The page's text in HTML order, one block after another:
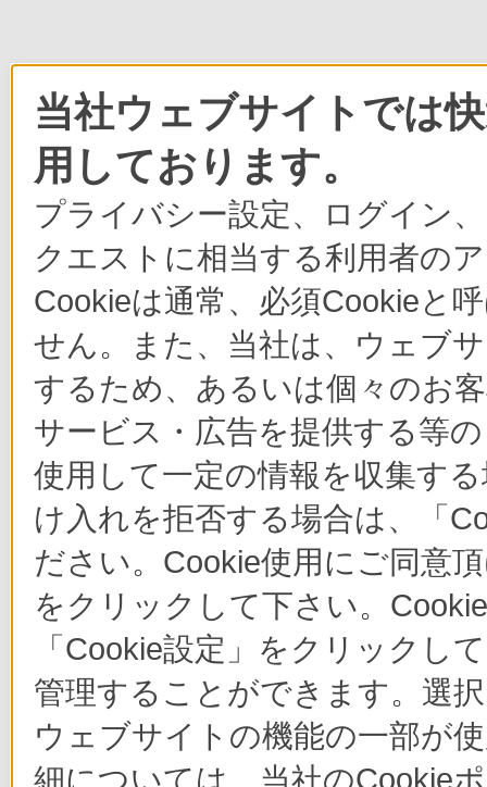
当社ウェブサイトでは
用しております。
プライバシー設定、ログイン
クエストに相当する利用者の
Cookieは通常、必須Cookieと
せん。また、当社は、ウェブ
するため、あるいは個々のお
サービス・広告を提供する等
使用して一定の情報を収集す
け入れを拒否する場合は、「
ださい。Cookie使用にご同意
をクリックして下さい。
「Cookie設定」をクリックし
管理することができます。選
ウェブサイトの機能の一部が
細については、当社のCookie